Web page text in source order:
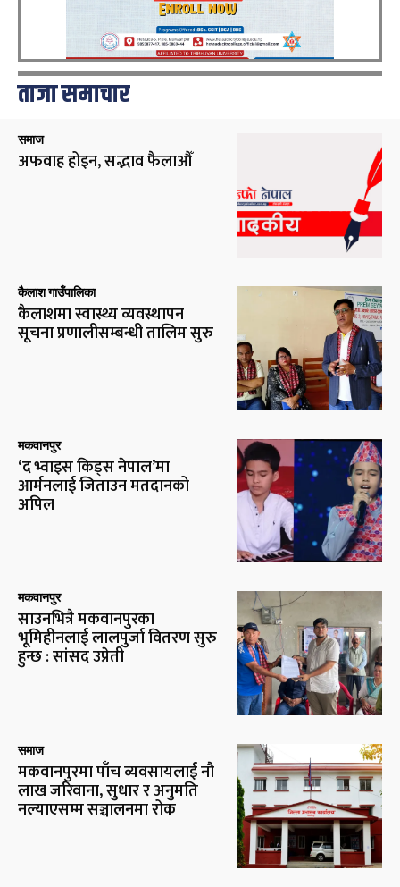
ताजा समाचार
समाज
अफवाह होइन, सद्भाव फैलाऔँ
कैलाश गाउँपालिका
कैलाशमा स्वास्थ्य व्यवस्थापन
सूचना प्रणालीसम्बन्धी तालिम सुरु
मकवानपुर
‘द भ्वाइस किड्स नेपाल’मा
आर्मनलाई जिताउन मतदानको
अपिल
मकवानपुर
साउनभित्रै मकवानपुरका
भूमिहीनलाई लालपुर्जा वितरण सुरु
हुन्छ : सांसद उप्रेती
समाज
मकवानपुरमा पाँच व्यवसायलाई नौ
लाख जरिवाना, सुधार र अनुमति
नल्याएसम्म सञ्चालनमा रोक